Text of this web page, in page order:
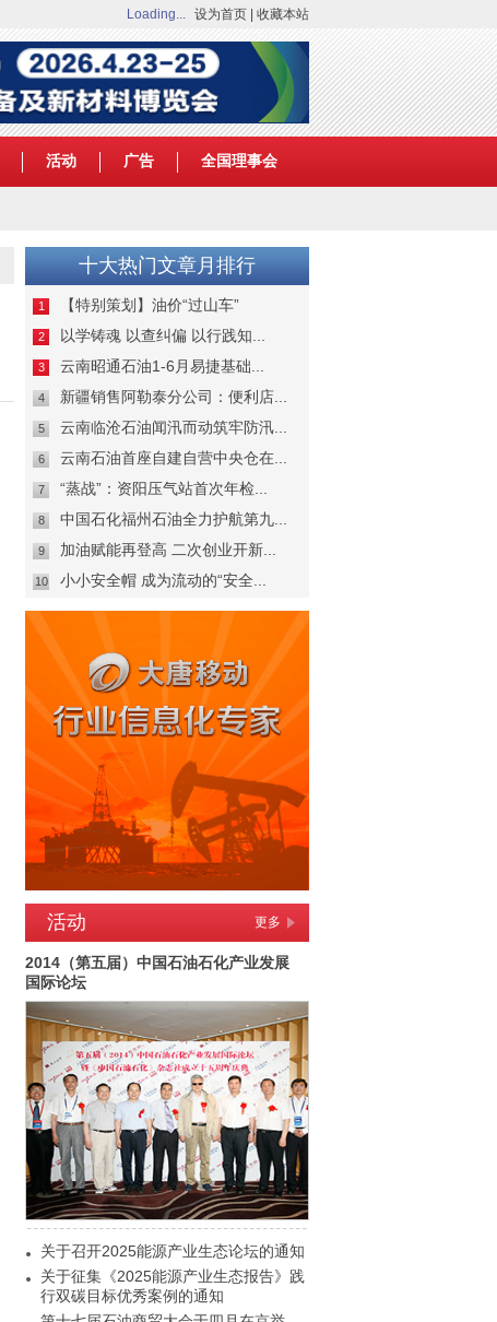
Loading... 设为首页 收藏本站
活动 广告 全国理事会
十大热门文章月排行
1 【特别策划】油价“过山车”
2 以学铸魂 以查纠偏 以行践知...
3 云南昭通石油1-6月易捷基础...
4 新疆销售阿勒泰分公司：便利店...
5 云南临沧石油闻汛而动筑牢防汛...
6 云南石油首座自建自营中央仓在...
7 “蒸战”：资阳压气站首次年检...
8 中国石化福州石油全力护航第九...
9 加油赋能再登高 二次创业开新...
10 小小安全帽 成为流动的“安全...
活动 更多
2014（第五届）中国石油石化产业发展
国际论坛
关于召开2025能源产业生态论坛的通知
关于征集《2025能源产业生态报告》践
行双碳目标优秀案例的通知